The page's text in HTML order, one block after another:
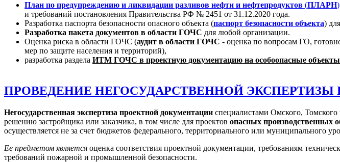
План по предупреждению и ликвидации разливов нефти и нефтепродуктов (ПЛАРН)
и требований постановления Правительства РФ № 2451 от 31.12.2020 года.
Разработка паспорта безопасности опасного объекта (паспорт безопасности объекта)
Разработка пакета документов в области ГОЧС для любой организации.
Оценка риска в области ГОЧС (аудит в области ГОЧС - оценка по вопросам ГО,
мер по защите населения и территорий),
разработка раздела ИТМ ГОЧС в проектную документацию на особоопасные
ПРОВЕДЕНИЕ НЕГОСУДАРСТВЕННОЙ
Негосударственная экспертиза проектной документации специалистами Омского,
решению застройщика или заказчика, в том числе для проектов опасных производственных
осуществляется не за счет бюджетов федерального, территориального или муниципального
Ее предметом является оценка соответствия проектной документации, требованиям
требований пожарной и промышленной безопасности.